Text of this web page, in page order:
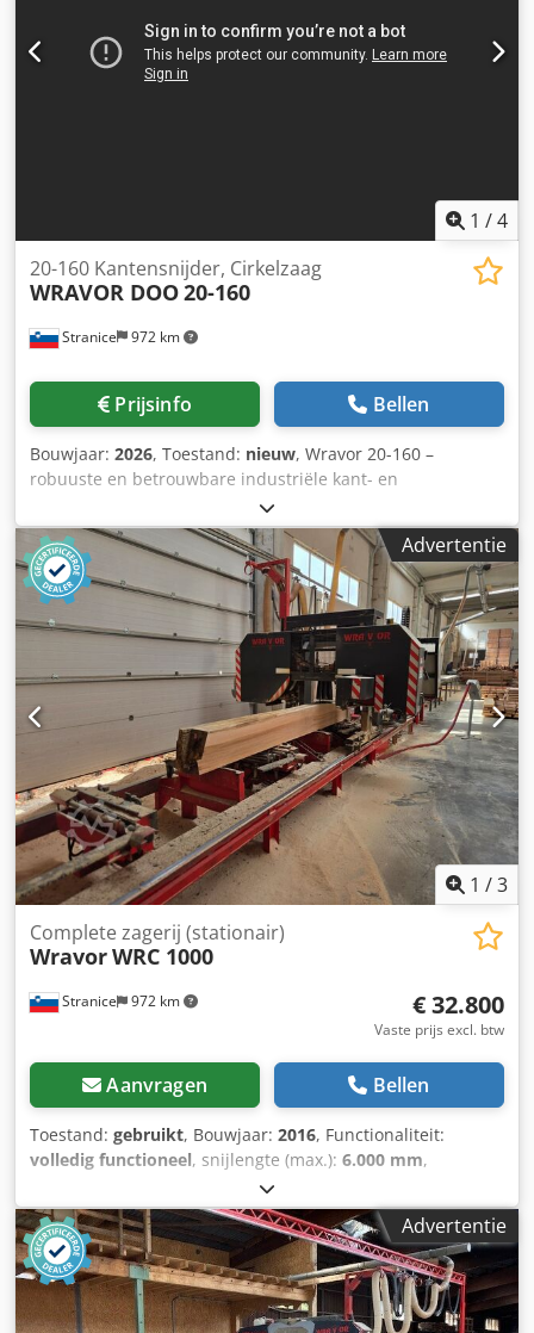
Mogelijkheid tot handmatige instelling van zaagdikte •
Baan (lengte): 12,5 m • Stamspanner: 5 x hydraulisch
Credpfx Aijzd Uifolsf • Hydraulische rollen: 5 x • Haaks
1 /4
Stranice 972 km
20-160 Kantensnijder, Cirkelzaag
WRAVOR DOO20-160
Prijsinfo Bellen
Bouwjaar: 2026, Toestand: nieuw, Wravor 20-160 –
robuuste en betrouwbare industriële kant- en
meerbladzagen in één machine, ontworpen voor
professioneel primair schaven van planken. De machine is
geschikt voor nauwkeurig én hoog-capaciteit kanten en
rippen van planken en balken in veeleisende industriële
productie-omgevingen. Technische gegevens: Crodey Rku
Hspfx Ailof - Hoofdmotor: 30 / 37 / 45 / 55 / 75 kW -
Zaagdikte: 20 – 160 mm - Maximale zaagbreedte: 900 /
1000 / 1250 mm - Aantal verstelbare zagen: 1-4
(hydraulisch of servogestuurd systeem voor precieze en
flexibele zaaginstelling) - Computergestuurde
zaagbreedte-instelling - Zware en stabiele constructie -
Hoge zaagnauwkeurigheid - Uitstekende productiviteit -
Betrouwbare werking voor continue industriële inzet -
Diverse mogelijkheden voor mechanisatie (mechanische of
automatische transportbanden) De machine kan
zelfstandig werken of als onderdeel van een volledige
zagerijlijn met automatische transportsystemen.
Advertentie
1 /3
Stranice 972 km
Complete zagerij (stationair)
WravorWRC 1000
€ 32.800
Vaste prijs excl. btw
Aanvragen Bellen
Toestand: gebruikt, Bouwjaar: 2016, Functionaliteit:
volledig functioneel, snijlengte (max.): 6.000 mm,
, Horizontale lintzaag WRAVOR
WRC 1000 Professionele industriële zaag met 30 kW motor
— voor het zagen van stammen tot Ø 950 mm Bouwjaar:
2016 Technische specificaties: • Hoofdmotor: 30 kW • Vast
bedieningspaneel op de zaagkop • Bediening: vast
bedieningspaneel met Unitronics V-130 PLC Credpszd A
Advertentie